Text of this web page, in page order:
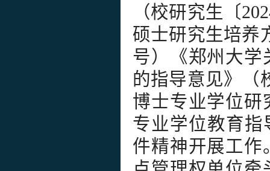
（校研究生〔
硕士研究生培养
号）《郑州大学
的指导意见》（
博士专业学位研
专业学位教育指
件精神开展工作